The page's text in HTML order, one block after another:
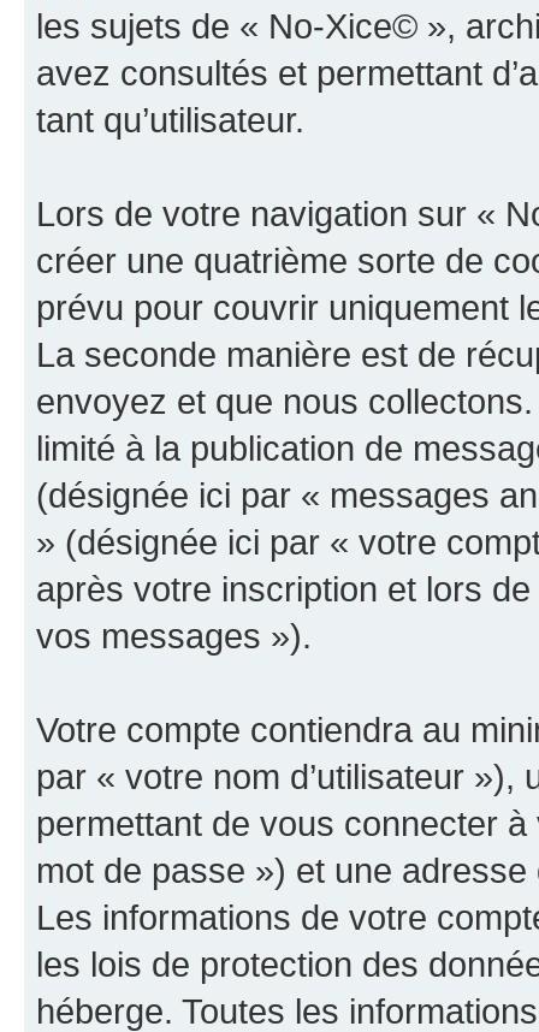
les sujets de « No-Xice© »,
avez consultés et permettant
tant qu’utilisateur.
Lors de votre navigation sur «
créer une quatrième sorte de
prévu pour couvrir uniquement
La seconde manière est de
envoyez et que nous
limité à la publication de
(désignée ici par « messages
» (désignée ici par « votre
après votre inscription et lors
vos messages »).
Votre compte contiendra au
par « votre nom d’utilisateur
permettant de vous connecter
mot de passe ») et une
Les informations de votre
les lois de protection des
héberge. Toutes les